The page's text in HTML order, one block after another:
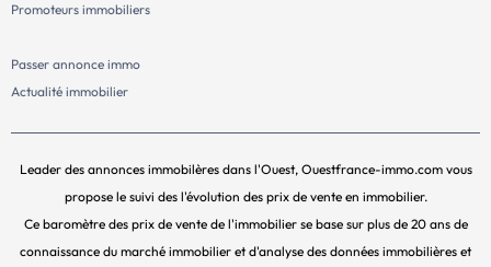
Promoteurs immobiliers
Passer annonce immo
Actualité immobilier
Leader des annonces immobilères dans l'Ouest, Ouestfrance-immo.com vous
propose le suivi des l'évolution des prix de vente en immobilier.
Ce baromètre des prix de vente de l'immobilier se base sur plus de 20 ans de
connaissance du marché immobilier et d'analyse des données immobilières et